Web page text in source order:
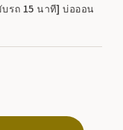
รถ 15 นาที] บ่อออน